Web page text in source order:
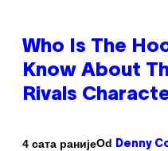
Who Is The
Know About
Rivals
4 сата ранијеOd Denny